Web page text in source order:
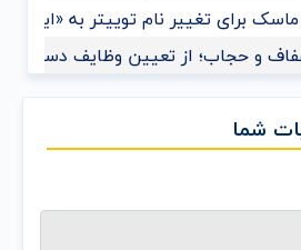
برای تغییر نام توییتر به «ایکس»
و حجاب؛ از تعیین وظایف
شما